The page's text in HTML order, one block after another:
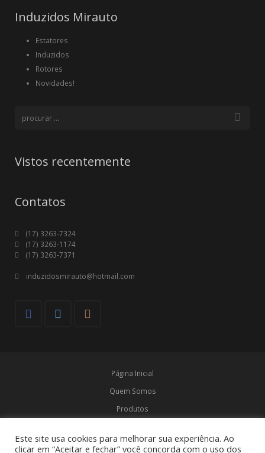
Induzidos Mirauto
Estatores
Induzidos
Rotores
Novidades!
Vistos recentemente
Contatos
(17) 3263-7324
(17) 3263-1174
(17) 3263-7371
induzidosmirauto@hotmail.com
Página Inicial
Quem Somos
Produtos
Contato
Este site usa cookies para melhorar sua experiência. Ao
clicar em “Aceitar e fechar” você concorda com o uso dos